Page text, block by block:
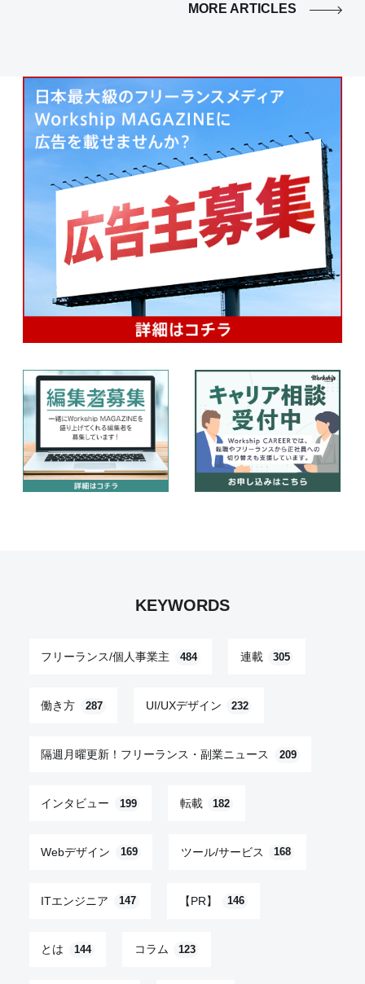
MORE ARTICLES
KEYWORDS
フリーランス/個人事業主 484 連載 305
働き方 287 UI/UXデザイン 232
隔週月曜更新！フリーランス・副業ニュース 209
インタビュー 199 転載 182
Webデザイン 169 ツール/サービス 168
ITエンジニア 147 【PR】 146
とは 144 コラム 123